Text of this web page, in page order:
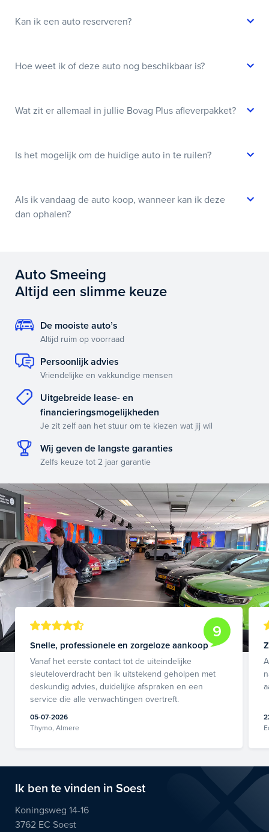
Kan ik een auto reserveren?
Hoe weet ik of deze auto nog beschikbaar is?
Wat zit er allemaal in jullie Bovag Plus afleverpakket?
Is het mogelijk om de huidige auto in te ruilen?
Als ik vandaag de auto koop, wanneer kan ik deze
dan ophalen?
Auto Smeeing
Altijd een slimme keuze
De mooiste auto’s
Altijd ruim op voorraad
Persoonlijk advies
Vriendelijke en vakkundige mensen
Uitgebreide lease- en
financieringsmogelijkheden
Je zit zelf aan het stuur om te kiezen wat jij wil
Wij geven de langste garanties
Zelfs keuze tot 2 jaar garantie
9
Snelle, professionele en zorgeloze aankoop
Vanaf het eerste contact tot de uiteindelijke
sleuteloverdracht ben ik uitstekend geholpen met
deskundig advies, duidelijke afspraken en een
service die alle verwachtingen overtreft.
05-07-2026
Thymo, Almere
Ik ben te vinden in Soest
Koningsweg 14-16
3762 EC Soest